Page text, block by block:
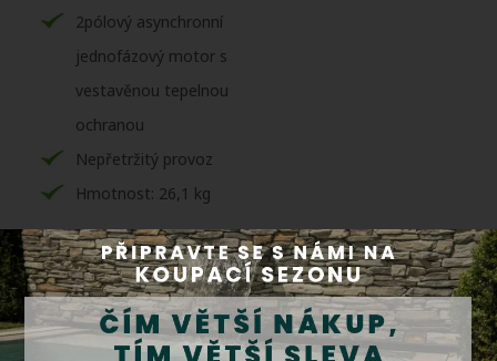
2pólový asynchronní
jednofázový motor s
vestavěnou tepelnou
ochranou
Nepřetržitý provoz
Hmotnost: 26,1 kg
Soubory ke stažení
Manual - Espa Nadorself 300M